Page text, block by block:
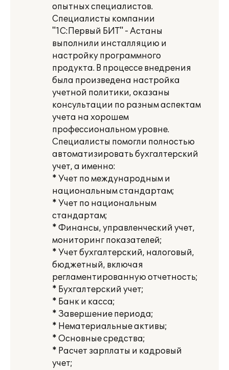
опытных специалистов.
Специалисты компании
"1С:Первый БИТ" - Астаны
выполнили инсталляцию и
настройку программного
продукта. В процессе внедрения
была произведена настройка
учетной политики, оказаны
консультации по разным аспектам
учета на хорошем
профессиональном уровне.
Специалисты помогли полностью
автоматизировать бухгалтерский
учет, а именно:
* Учет по международным и
национальным стандартам;
* Учет по национальным
стандартам;
* Финансы, управленческий учет,
мониторинг показателей;
* Учет бухгалтерский, налоговый,
бюджетный, включая
регламентированную отчетность;
* Бухгалтерский учет;
* Банк и касса;
* Завершение периода;
* Нематериальные активы;
* Основные средства;
* Расчет зарплаты и кадровый
учет;